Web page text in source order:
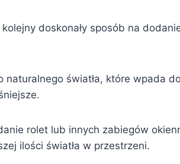
doskonały sposób na
naturalnego światła, które wpada
rolet lub innych zabiegów
ilości światła w przestrzeni.